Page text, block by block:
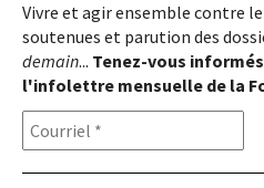
En renseignant votre
consentez à recevoir
Seligmann, conformément
confidentialité. Il vous sera
désabonner à tout moment.
Vivre et agir ensemble contre
soutenues et parution des
demain... Tenez-vous
l'infolettre mensuelle de la